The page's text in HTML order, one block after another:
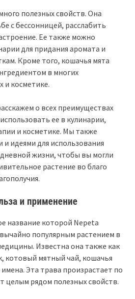
полезных свойств. Она
с бессонницей, расслабить
Ее также можно
для придания аромата и
Кроме того, кошачья мята
в многих
и косметике.
о всех преимуществах
ее в кулинарии,
и косметике. Мы также
идеями для использования
жизни, чтобы вы могли
растение во благо
и применение
название которой Nepeta
популярным растением в
Известна она также как
котовый мятный чай, кошачья
Эта трава произрастает по
целым рядом полезных свойств.